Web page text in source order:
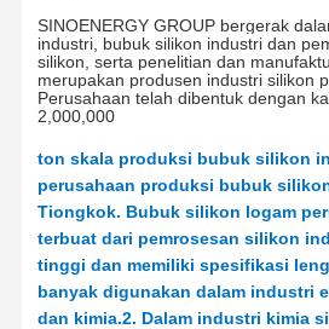
SINOENERGY GROUP bergerak
industri, bubuk silikon industri dan
silikon, serta penelitian dan
merupakan produsen industri silikon
Perusahaan telah dibentuk dengan
2 ,000, 000
ton skala produksi bubuk silikon
perusahaan produksi bubuk
Tiongkok. Bubuk silikon logam
terbuat dari pemrosesan silikon
tinggi dan memiliki spesifikasi
banyak digunakan dalam industri
dan kimia.2. Dalam industri kimia